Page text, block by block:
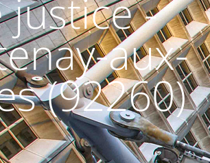
justice -
aux-
(92260)